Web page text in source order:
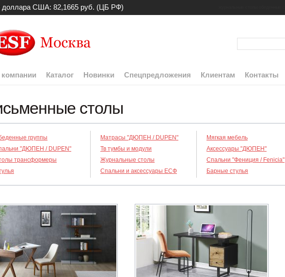
доллара США: 82,1665 руб. (ЦБ РФ)
Каталог Новинки Спецпредложения Клиентам Контакты
столы
группы
"ДЮПЕН / DUPEN"
трансформеры
Матрасы "ДЮПЕН / DUPEN"
Тв тумбы и модули
Журнальные столы
Спальни и аксессуары ЕСФ
Мягкая мебель
Аксессуары "ДЮПЕН"
Спальни "Фениция / Fenicia"
Барные стулья